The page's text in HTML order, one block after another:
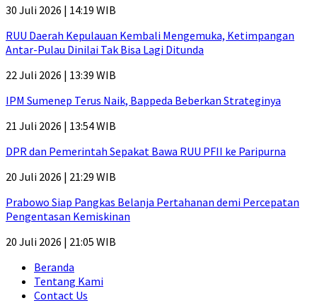
30 Juli 2026 | 14:19 WIB
RUU Daerah Kepulauan Kembali Mengemuka, Ketimpangan
Antar-Pulau Dinilai Tak Bisa Lagi Ditunda
22 Juli 2026 | 13:39 WIB
IPM Sumenep Terus Naik, Bappeda Beberkan Strateginya
21 Juli 2026 | 13:54 WIB
DPR dan Pemerintah Sepakat Bawa RUU PFII ke Paripurna
20 Juli 2026 | 21:29 WIB
Prabowo Siap Pangkas Belanja Pertahanan demi Percepatan
Pengentasan Kemiskinan
20 Juli 2026 | 21:05 WIB
Beranda
Tentang Kami
Contact Us